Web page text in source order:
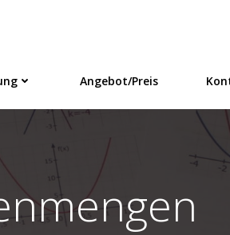
Angebot/Preis